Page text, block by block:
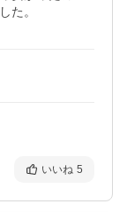
た。
いいね 5